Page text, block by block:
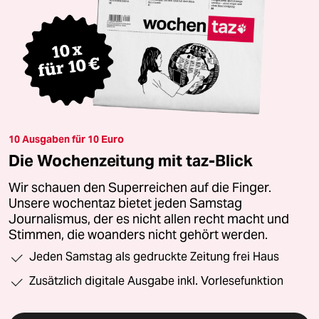
10 Ausgaben für 10 Euro
Die Wochenzeitung mit taz-Blick
Wir schauen den Superreichen auf die Finger.
Unsere wochentaz bietet jeden Samstag
Journalismus, der es nicht allen recht macht und
Stimmen, die woanders nicht gehört werden.
Jeden Samstag als gedruckte Zeitung frei Haus
Zusätzlich digitale Ausgabe inkl. Vorlesefunktion